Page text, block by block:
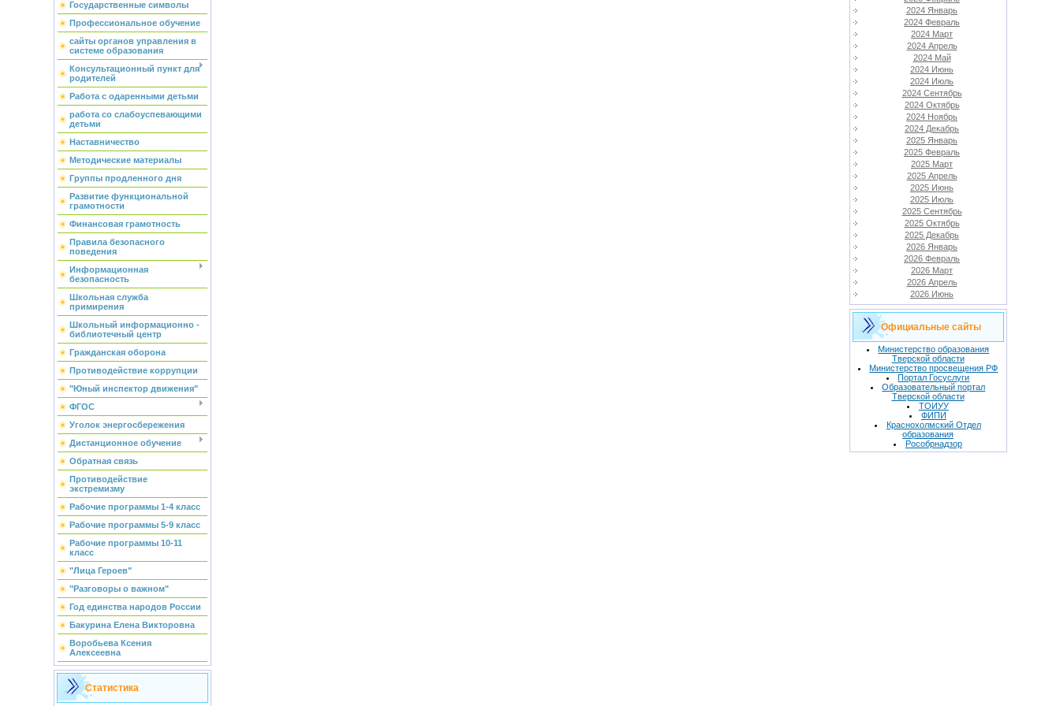
Государственные символы
Профессиональное обучение
сайты органов управления в
системе образования
Консультационный пункт для
родителей
Работа с одаренными детьми
работа со слабоуспевающими
детьми
Наставничество
Методические материалы
Группы продленного дня
Развитие функциональной
грамотности
Финансовая грамотность
Правила безопасного
поведения
Информационная
безопасность
Школьная служба
примирения
Школьный информационно -
библиотечный центр
Гражданская оборона
Противодействие коррупции
"Юный инспектор движения"
ФГОС
Уголок энергосбережения
Дистанционное обучение
Обратная связь
Противодействие
экстремизму
Рабочие программы 1-4 класс
Рабочие программы 5-9 класс
Рабочие программы 10-11
класс
"Лица Героев"
"Разговоры о важном"
Год единства народов России
Бакурина Елена Викторовна
Воробьева Ксения
Алексеевна
Статистика
2024 Январь
2024 Февраль
2024 Март
2024 Апрель
2024 Май
2024 Июнь
2024 Июль
2024 Сентябрь
2024 Октябрь
2024 Ноябрь
2024 Декабрь
2025 Январь
2025 Февраль
2025 Март
2025 Апрель
2025 Июнь
2025 Июль
2025 Сентябрь
2025 Октябрь
2025 Декабрь
2026 Январь
2026 Февраль
2026 Март
2026 Апрель
2026 Июнь
Официальные сайты
Министерство образования
Тверской области
Министерство просвещения РФ
Портал Госуслуги
Образовательный портал
Тверской области
ТОИУУ
ФИПИ
Краснохолмский Отдел
образования
Рособрнадзор